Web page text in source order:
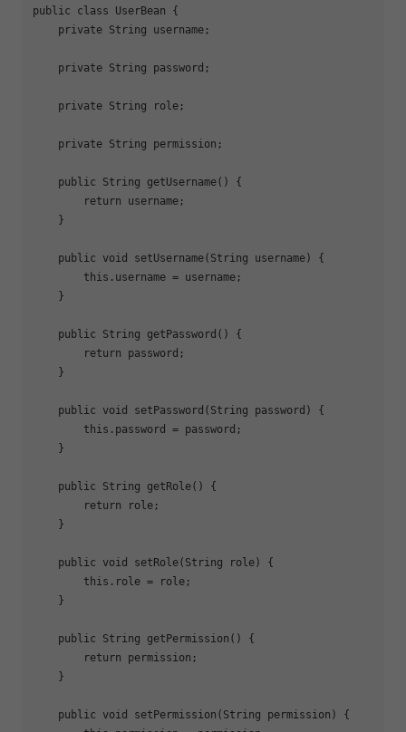
public class UserBean
{
private String username;
private String password;
private String role;
private String permission;
public String getUsername()
{
return username;
    }
public void setUsername(String username)
{
this .username = username;
    }
public String getPassword ()
{
return password;
    }
public void setPassword (String password)
{
this .password = password;
    }
public String getRole()
{
return role;
    }
public void setRole(String role)
{
this .role = role;
    }
public String getPermission ()
{
return permission;
    }
public void setPermission (String permission)
{